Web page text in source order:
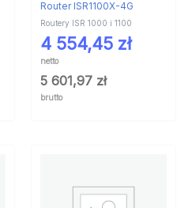
Router ISR1100X-4G
Routery ISR 1000 i 1100
4 554,45 zł
netto
5 601,97 zł
brutto